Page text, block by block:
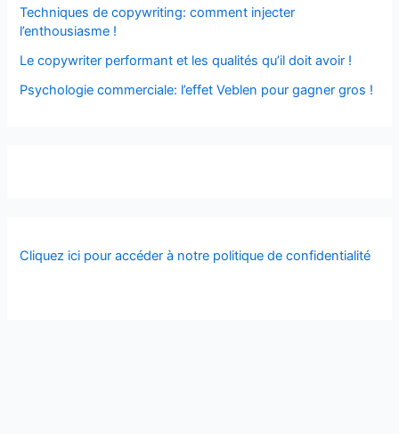
Techniques de copywriting: comment injecter
l’enthousiasme !
Le copywriter performant et les qualités qu’il doit avoir !
Psychologie commerciale: l’effet Veblen pour gagner gros !
Cliquez ici pour accéder à notre politique de confidentialité